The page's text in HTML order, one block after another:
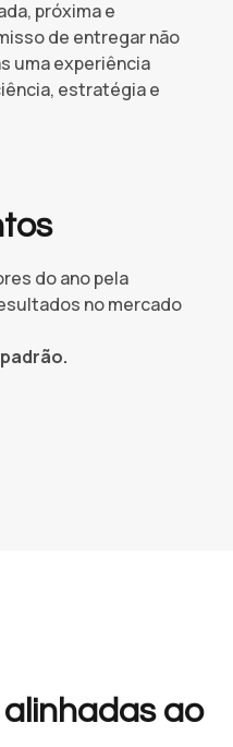
próxima e
de entregar não
uma experiência
estratégia e
do ano pela
no mercado
ao